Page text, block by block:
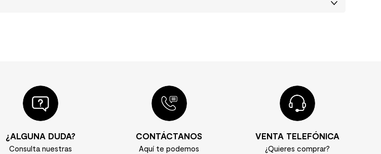
¿ALGUNA DUDA?
Consulta nuestras
CONTÁCTANOS
Aquí te podemos
VENTA TELEFÓNICA
¿Quieres comprar?